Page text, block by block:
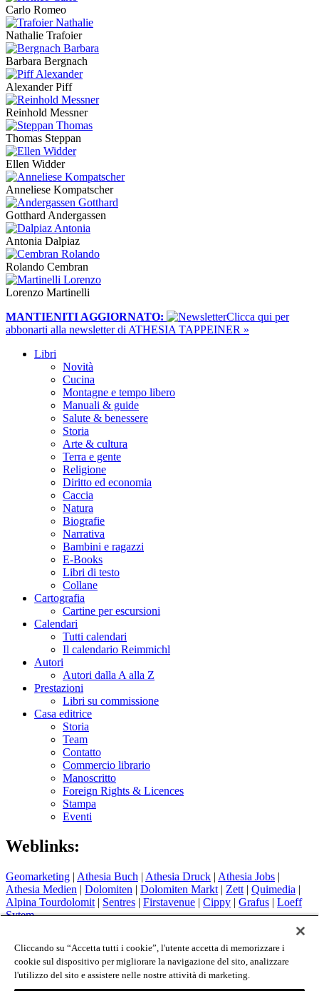
Carlo Romeo
Nathalie Trafoier
Barbara Bergnach
Alexander Piff
Reinhold Messner
Thomas Steppan
Ellen Widder
Anneliese Kompatscher
Gotthard Andergassen
Antonia Dalpiaz
Rolando Cembran
Lorenzo Martinelli
MANTIENITI AGGIORNATO:
​Clicca qui per
abbonarti alla newsletter di ATHESIA TAPPEINER »
Libri
Novità
Cucina
Montagne e tempo libero
Manuali & guide
Salute & benessere
Storia
Arte & cultura
Terra e gente
Religione
Diritto ed economia
Caccia
Natura
Biografie
Narrativa
Bambini e ragazzi
E-Books
Libri di testo
Collane
Cartografia
Cartine per escursioni
Calendari
Tutti calendari
Il calendario Reimmichl
Autori
Autori dalla A alla Z
Prestazioni
Libri su commissione
Casa editrice
Storia
Team
Contatto
Commercio librario
Manoscritto
Foreign Rights & Licences
Stampa
Eventi
Weblinks:
Geomarketing | Athesia Buch | Athesia Druck | Athesia Jobs |
Athesia Medien | Dolomiten | Dolomiten Markt | Zett | Quimedia |
Alpina Tourdolomit | Sentres | Firstavenue | Cippy | Grafus | Loeff
Sytem
Colophon
Privacy Policy
Cliccando su “Accetta tutti i cookie”, l'utente accetta di memorizzare i
cookie sul dispositivo per migliorare la navigazione del sito, analizzare
l'utilizzo del sito e assistere nelle nostre attività di marketing.